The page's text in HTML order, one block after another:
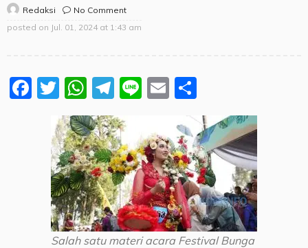
Redaksi
No Comment
posted on Jul. 01, 2024 at 1:43 am
Facebook
Twitter
WhatsApp
Telegram
LineEmail
Salah satu materi acara Festival Bunga